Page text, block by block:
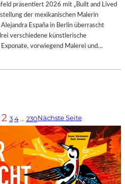
präsentiert 2026 mit „Built and Lived
der mexikanischen Malerin
España in Berlin überrascht
verschiedene künstlerische
vorwiegend Malerei und…
2 3 4 … 230Nächste Seite